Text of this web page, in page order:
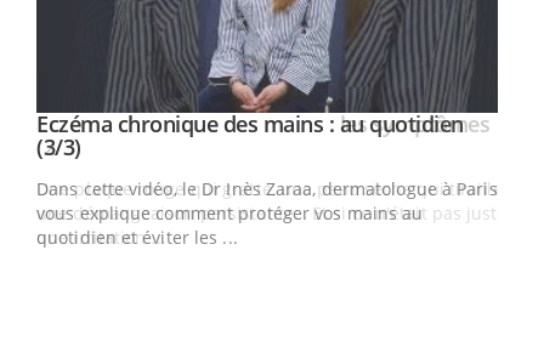
Youtube
Eczéma chronique des mains : au quotidien
(3/3)Youtube
Dans cette vidéo, le Dr Inès Zaraa, dermatologue à Paris,
vous explique comment protéger vos mains au
quotidien et éviter les ...
Youtube
Eczéma chronique des mains : les symptômes
(2/3)Youtube
Une plaque rouge qui gratte, une peau sèche qui tiraille,
une démangeaison persistante… Et si ce n'était pas juste
une irritation ...